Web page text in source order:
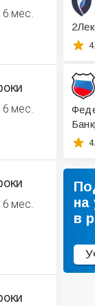
6 мес.
6 мес.
6 мес.
на
в